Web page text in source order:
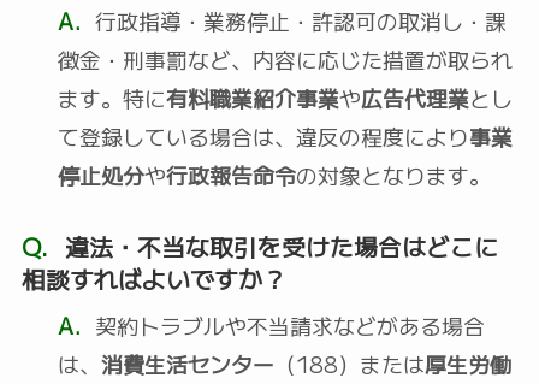
A. 行政指導・業務停止・許認可の取消し・課
徴金・刑事罰など、内容に応じた措置が取られ
ます。特に有料職業紹介事業や広告代理業とし
て登録している場合は、違反の程度により事業
停止処分や行政報告命令の対象となります。
Q. 違法・不当な取引を受けた場合はどこに
相談すればよいですか？
A. 契約トラブルや不当請求などがある場合
は、 消費生活センター （188）または厚生労働